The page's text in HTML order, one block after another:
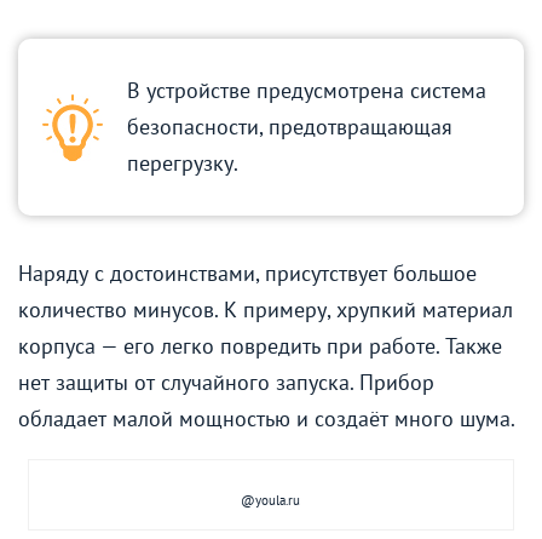
В устройстве предусмотрена система
безопасности, предотвращающая
перегрузку.
Наряду с достоинствами, присутствует большое
количество минусов. К примеру, хрупкий материал
корпуса — его легко повредить при работе. Также
нет защиты от случайного запуска. Прибор
обладает малой мощностью и создаёт много шума.
@youla.ru